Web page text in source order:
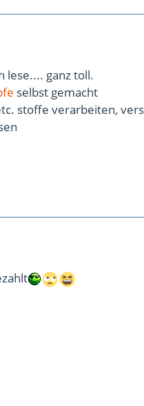
lese.... ganz toll.
selbst gemacht
stoffe verarbeiten,